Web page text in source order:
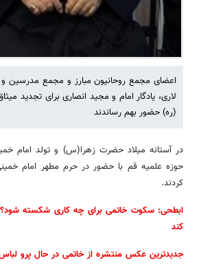
اعضای مجمع روحانیون مبارز و مجمع مدرسین
لاری، یادگار امام و مجید انصاری برای تجدید
(ره) حضور بهم رساندند
در آستانه میلاد حضرت زهرا(س) و تولد امام
حوزه علمیه قم با حضور در حرم مطهر امام
کردند.
ابطحی: سکوت خاتمی برای چه کاری شکسته
کند
جدیدترین عکس منتشره از خاتمی در حال پرو